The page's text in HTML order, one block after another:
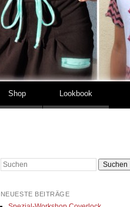
Shop Lookbook
Suchen
NEUESTE BEITRÄGE